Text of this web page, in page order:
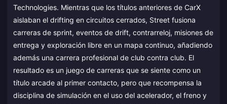
Technologies. Mientras que los títulos anteriores de CarX
aislaban el drifting en circuitos cerrados, Street fusiona
carreras de sprint, eventos de drift, contrarreloj, misiones de
entrega y exploración libre en un mapa continuo, añadiendo
además una carrera profesional de club contra club. El
resultado es un juego de carreras que se siente como un
título arcade al primer contacto, pero que recompensa la
disciplina de simulación en el uso del acelerador, el freno y